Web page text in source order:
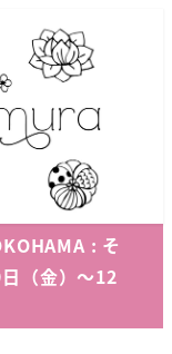
: そ
（金）～12